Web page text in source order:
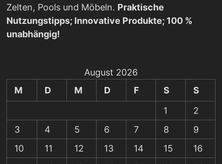
Zelten, Pools und Möbeln. Praktische
Nutzungstipps; Innovative Produkte; 100 %
unabhängig!
August 2026
M
D M D F S
S
1
2
3
4 5 6 7 8
9
10
11 12 13 14 15
16